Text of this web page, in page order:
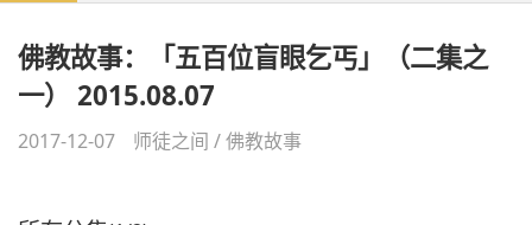
佛教故事：「五百位盲眼乞丐」（二集之
一） 2015.08.07
2017-12-07 师徒之间 /佛教故事